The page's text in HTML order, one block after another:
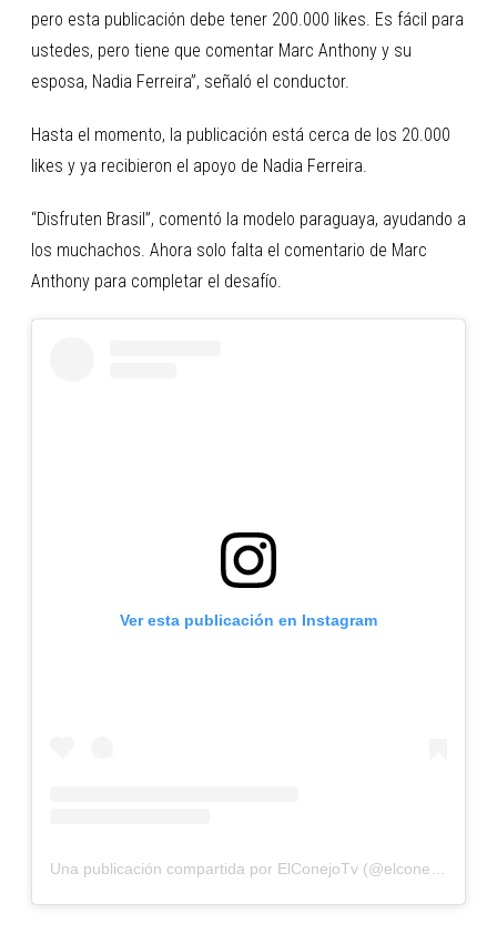
pero esta publicación debe tener 200.000 likes. Es fácil para
ustedes, pero tiene que comentar Marc Anthony y su
esposa, Nadia Ferreira”, señaló el conductor.
Hasta el momento, la publicación está cerca de los 20.000
likes y ya recibieron el apoyo de Nadia Ferreira.
“Disfruten Brasil”, comentó la modelo paraguaya, ayudando a
los muchachos. Ahora solo falta el comentario de Marc
Anthony para completar el desafío.
Ver esta publicación en Instagram